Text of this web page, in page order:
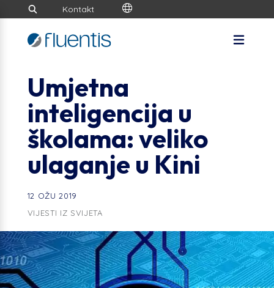
Kontakt
Umjetna
inteligencija u
školama: veliko
ulaganje u Kini
12 OŽU 2019
VIJESTI IZ SVIJETA